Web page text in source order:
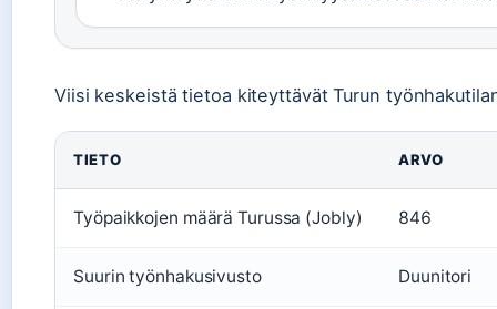
Viisi keskeistä tietoa kiteyttävät Turun
TIETO ARVO
Työpaikkojen määrä Turussa (Jobly) 846
Suurin työnhakusivusto Duunitori